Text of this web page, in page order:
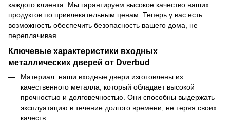
каждого клиента. Мы гарантируем высокое качество наших
продуктов по привлекательным ценам. Теперь у вас есть
возможность обеспечить безопасность вашего дома, не
переплачивая.
Ключевые характеристики входных
металлических дверей от Dverbud
Материал: наши входные двери изготовлены из
качественного металла, который обладает высокой
прочностью и долговечностью. Они способны выдержать
эксплуатацию в течение долгого времени, не теряя своих
качеств.